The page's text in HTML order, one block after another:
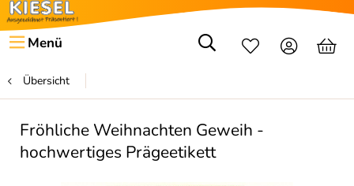
Menü
Übersicht
Fröhliche Weihnachten Geweih -
hochwertiges Prägeetikett